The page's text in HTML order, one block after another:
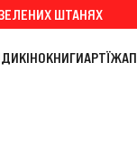
ШТАНЯХ
КІНОКНИГИАРТЇЖА